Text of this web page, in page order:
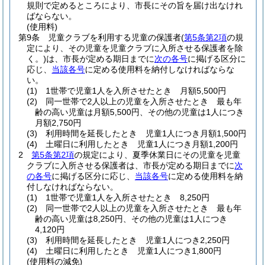
規則で定めるところにより、市長にその旨を届け出なけれ
ばならない。
(使用料)
第9条
児童クラブを利用する児童の保護者(第5条第2項の規
定により、その児童を児童クラブに入所させる保護者を除
く。)は、市長が定める期日までに次の各号に掲げる区分に
応じ、 当該各号に定める使用料を納付しなければならな
い。
(1)
1世帯で児童1人を入所させたとき 月額5,500円
(2)
同一世帯で2人以上の児童を入所させたとき 最も年
齢の高い児童は月額5,500円、その他の児童は1人につき
月額2,750円
(3)
利用時間を延長したとき 児童1人につき月額1,500円
(4)
土曜日に利用したとき 児童1人につき月額1,200円
2
第5条第2項の規定により、夏季休業日にその児童を児童
クラブに入所させる保護者は、市長が定める期日までに次
の各号に掲げる区分に応じ、 当該各号に定める使用料を納
付しなければならない。
(1)
1世帯で児童1人を入所させたとき 8,250円
(2)
同一世帯で2人以上の児童を入所させたとき 最も年
齢の高い児童は8,250円、その他の児童は1人につき
4,120円
(3)
利用時間を延長したとき 児童1人につき2,250円
(4)
土曜日に利用したとき 児童1人につき1,800円
(使用料の減免)